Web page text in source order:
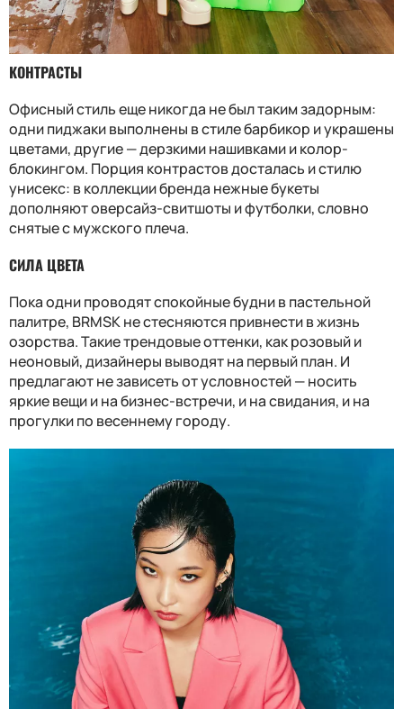
КОНТРАСТЫ
Офисный стиль еще никогда не был таким задорным:
одни пиджаки выполнены в стиле барбикор и украшены
цветами, другие — дерзкими нашивками и колор-
блокингом. Порция контрастов досталась и стилю
унисекс: в коллекции бренда нежные букеты
дополняют оверсайз-свитшоты и футболки, словно
снятые с мужского плеча.
СИЛА ЦВЕТА
Пока одни проводят спокойные будни в пастельной
палитре, BRMSK не стесняются привнести в жизнь
озорства. Такие трендовые оттенки, как розовый и
неоновый, дизайнеры выводят на первый план. И
предлагают не зависеть от условностей — носить
яркие вещи и на бизнес-встречи, и на свидания, и на
прогулки по весеннему городу.